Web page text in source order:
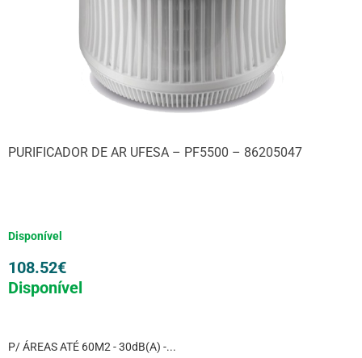
PURIFICADOR DE AR UFESA – PF5500 – 86205047
Disponível
108.52€
Disponível
P/ ÁREAS ATÉ 60M2 - 30dB(A) -...